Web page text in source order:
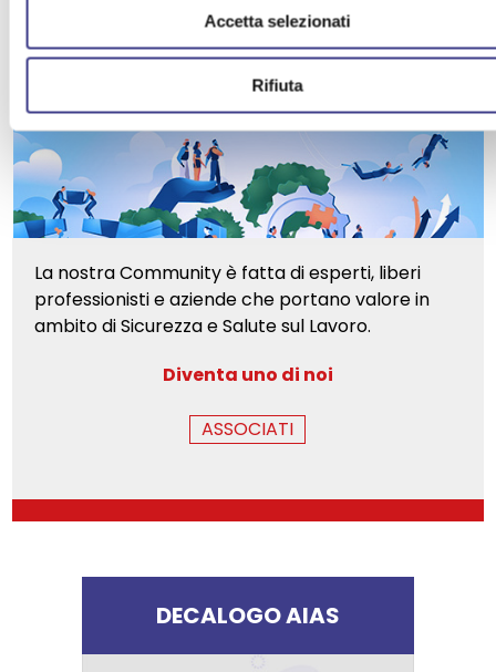
Accetta selezionati
Rifiuta
La nostra Community è fatta di esperti, liberi
professionisti e aziende che portano valore in
ambito di Sicurezza e Salute sul Lavoro.
Diventa uno di noi
ASSOCIATI
DECALOGO AIAS